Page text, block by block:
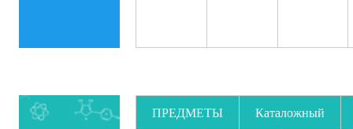
ПРЕДМЕТЫ Каталожный